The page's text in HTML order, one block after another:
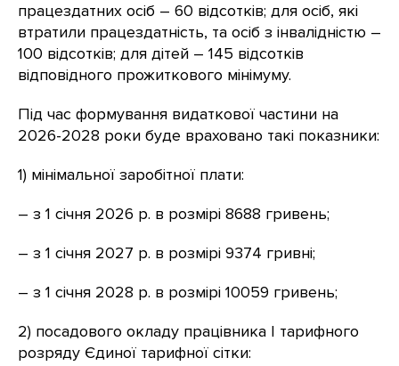
працездатних осіб – 60 відсотків; для осіб, які
втратили працездатність, та осіб з інвалідністю –
100 відсотків; для дітей – 145 відсотків
відповідного прожиткового мінімуму.
Під час формування видаткової частини на
2026-2028 роки буде враховано такі показники:
1) мінімальної заробітної плати:
– з 1 січня 2026 р. в розмірі 8688 гривень;
– з 1 січня 2027 р. в розмірі 9374 гривні;
– з 1 січня 2028 р. в розмірі 10059 гривень;
2) посадового окладу працівника I тарифного
розряду Єдиної тарифної сітки: